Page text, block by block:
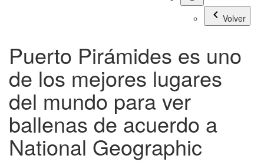
Volver
Puerto Pirámides es uno
de los mejores lugares
del mundo para ver
ballenas de acuerdo a
National Geographic